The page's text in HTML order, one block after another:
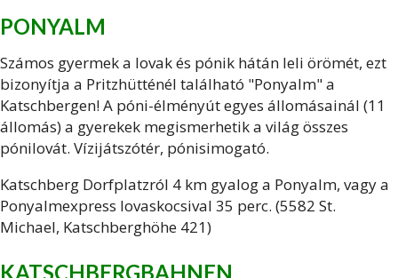
PONYALM
Számos gyermek a lovak és pónik hátán leli örömét, ezt
bizonyítja a Pritzhütténél található "Ponyalm" a
Katschbergen! A póni-élményút egyes állomásainál (11
állomás) a gyerekek megismerhetik a világ összes
pónilovát. Vízijátszótér, pónisimogató.
Katschberg Dorfplatzról 4 km gyalog a Ponyalm, vagy a
Ponyalmexpress lovaskocsival 35 perc. (5582 St.
Michael, Katschberghöhe 421)
KATSCHBERGBAHNEN